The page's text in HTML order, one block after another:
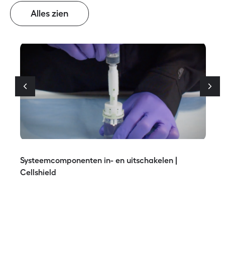
Alles zien
Systeemcomponenten in- en uitschakelen |
Cellshield